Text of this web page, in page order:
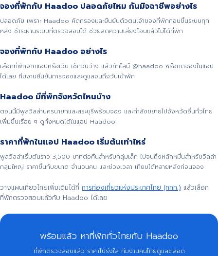
จองที่พักกับ Haadoo ปลอดภัยไหม กันมิจฉาชีพอย่างไร
ปลอดภัย เพราะ Haadoo คัดกรองและยืนยันตัวตนเจ้าของที่พักก่อนขึ้นระบบทุก
หลัง ชำระผ่านระบบที่ตรวจสอบได้ ช่วยลดความเสี่ยงโอนแล้วไม่ได้ที่พัก
จองที่พักกับ Haadoo อย่างไร
เลือกที่พักจากแอปหรือเว็บ เช็กวันว่าง แล้วทักไลน์ @haadoo หรือกดจองในแอป
ได้เลย ทีมงานยืนยันการจองและดูแลจนถึงวันเข้าพัก
Haadoo มีที่พักจังหวัดไหนบ้าง
ตอนนี้มีพูลวิลล่านครนายกและสระบุรีพร้อมจอง และกำลังขยายไปจังหวัดอื่นทั่วไทย
เพิ่มขึ้นเรื่อย ๆ ดูทั้งหมดได้ในแอป Haadoo
ราคาที่พักในแอป Haadoo เริ่มต้นเท่าไหร่
พูลวิลล่าเริ่มต้นราว 3,500 บาทต่อคืนสำหรับกลุ่มเล็ก ไปจนถึงหลักหมื่นสำหรับวิลล่า
กลุ่มใหญ่ ราคาขึ้นกับขนาด จำนวนคน และช่วงเวลา เทียบได้หลายหลังก่อนจอง
วางแผนเที่ยวไทยเพิ่มเติมได้ที่ การท่องเที่ยวแห่งประเทศไทย (ททท.) แล้วเลือก
ที่พักตรวจสอบแล้วกับ Haadoo ได้เลย
พร้อมแล้ว หาที่พักทั่วไทยกับ Haadoo
ที่พักตรวจสอบแล้ว ราคาโปร่งใส ทีมงานคนไทยดูแลตลอด